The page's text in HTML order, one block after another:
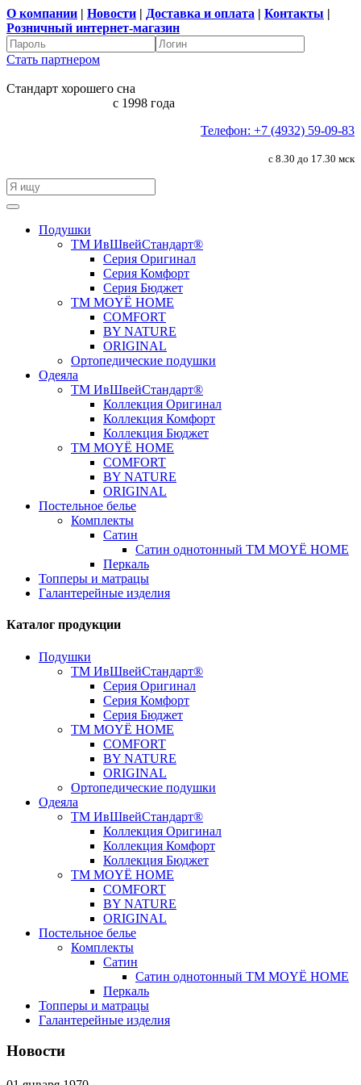
О компании | Новости | Доставка и оплата | Контакты |
Розничный интернет-магазин
Стать партнером
Стандарт хорошего сна
с 1998 года
Телефон: +7 (4932) 59-09-83
с 8.30 до 17.30 мск
Подушки
ТМ ИвШвейСтандарт®
Серия Оригинал
Серия Комфорт
Серия Бюджет
ТМ MOYЁ HOME
COMFORT
BY NATURE
ORIGINAL
Ортопедические подушки
Одеяла
ТМ ИвШвейСтандарт®
Коллекция Оригинал
Коллекция Комфорт
Коллекция Бюджет
ТМ MOYЁ HOME
COMFORT
BY NATURE
ORIGINAL
Постельное белье
Комплекты
Сатин
Сатин однотонный ТМ MOYЁ HOME
Перкаль
Топперы и матрацы
Галантерейные изделия
Каталог продукции
Подушки
ТМ ИвШвейСтандарт®
Серия Оригинал
Серия Комфорт
Серия Бюджет
ТМ MOYЁ HOME
COMFORT
BY NATURE
ORIGINAL
Ортопедические подушки
Одеяла
ТМ ИвШвейСтандарт®
Коллекция Оригинал
Коллекция Комфорт
Коллекция Бюджет
ТМ MOYЁ HOME
COMFORT
BY NATURE
ORIGINAL
Постельное белье
Комплекты
Сатин
Сатин однотонный ТМ MOYЁ HOME
Перкаль
Топперы и матрацы
Галантерейные изделия
Новости